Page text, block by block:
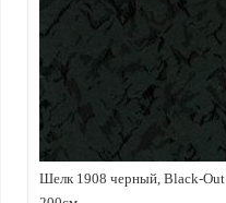
Шелк 1908 черный, Black-Out